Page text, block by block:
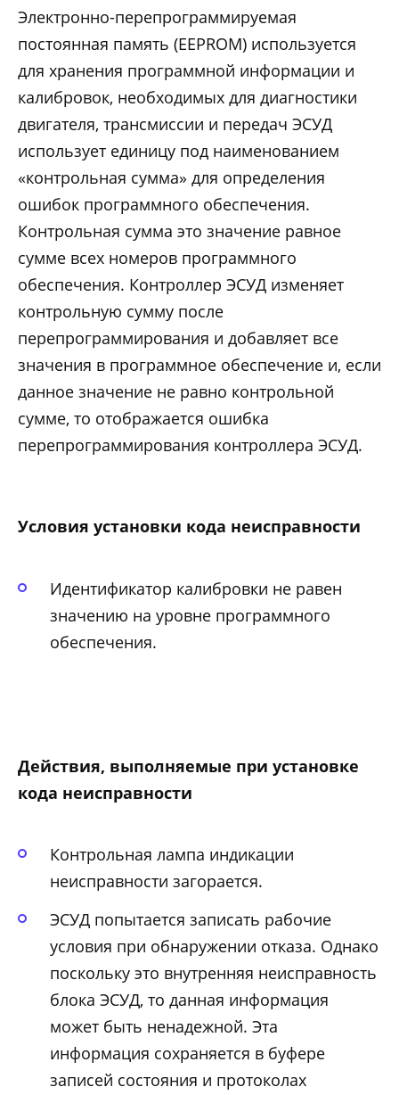
Электронно-перепрограммируемая
постоянная память (EEPROM) используется
для хранения программной информации и
калибровок, необходимых для диагностики
двигателя, трансмиссии и передач ЭСУД
использует единицу под наименованием
«контрольная сумма» для определения
ошибок программного обеспечения.
Контрольная сумма это значение равное
сумме всех номеров программного
обеспечения. Контроллер ЭСУД изменяет
контрольную сумму после
перепрограммирования и добавляет все
значения в программное обеспечение и, если
данное значение не равно контрольной
сумме, то отображается ошибка
перепрограммирования контроллера ЭСУД.
Условия установки кода неисправности
Идентификатор калибровки не равен
значению на уровне программного
обеспечения.
Действия, выполняемые при установке
кода неисправности
Контрольная лампа индикации
неисправности загорается.
ЭСУД попытается записать рабочие
условия при обнаружении отказа. Однако
поскольку это внутренняя неисправность
блока ЭСУД, то данная информация
может быть ненадежной. Эта
информация сохраняется в буфере
записей состояния и протоколах